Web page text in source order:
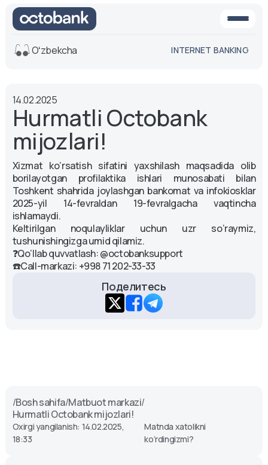
O'rta
versiya
Oq-qora
versiya
Ovoz
Matn o'lchami
Aa -
Aa
Aa +
Oʻzbekcha INTERNET BANKING
14.02.2025
Hurmatli Octobank
mijozlari!
Xizmat ko‘rsatish sifatini yaxshilash maqsadida olib
borilayotgan profilaktika ishlari munosabati bilan
Toshkent shahrida joylashgan bankomat va infokiosklar
2025-yil 14-fevraldan 19-fevralgacha vaqtincha
ishlamaydi.
Keltirilgan noqulayliklar uchun uzr so‘raymiz,
tushunishingizga umid qilamiz.
❓Qo’llab quvvatlash: @octobanksupport
☎️Call-markazi: +998 71 202-33-33
Поделитесь
/Bosh sahifa/Matbuot markazi/
Hurmatli Octobank mijozlari!
Oxirgi yangilanish: 14.02.2025,
18:33
Matnda xatolikni
ko‘rdingizmi?